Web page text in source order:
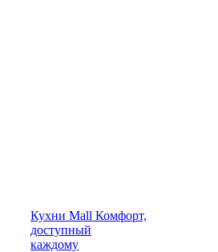
Кухни Mall Комфорт,
доступный
каждому